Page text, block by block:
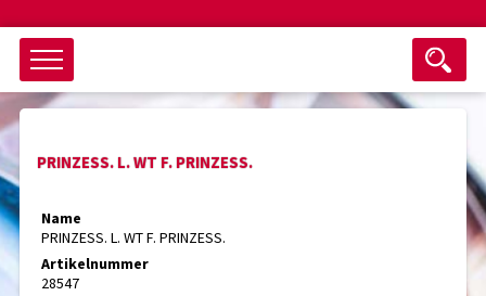
Objektsuche
als ganzes Wort suchen
nur Titel im Angebot
PRINZESS. L. WT F. PRINZESS.
Name
PRINZESS. L. WT F. PRINZESS.
Artikelnummer
28547